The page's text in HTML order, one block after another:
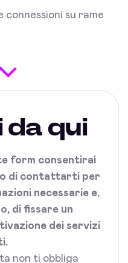
connessioni su rame
da qui
form consentirai
di contattarti per
necessarie e,
di fissare un
dei servizi
non ti obbliga